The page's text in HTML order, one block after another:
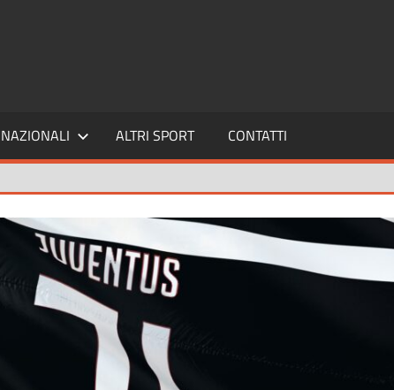
NAZIONALI ALTRI SPORT CONTATTI